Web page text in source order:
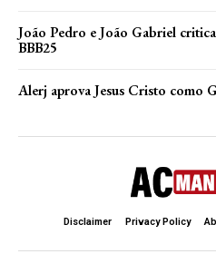
João Pedro e João Gabriel
BBB25
Alerj aprova Jesus Cristo como
Disclaimer Privacy Policy